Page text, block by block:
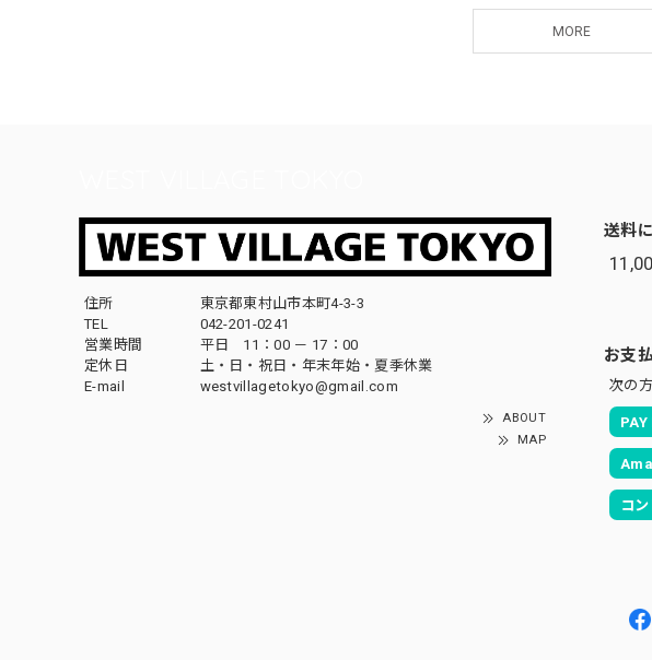
MORE
住所
東京都東村山市本町4-3-3
TEL
042-201-0241
営業時間
平日 11：00 － 17：00
定休日
土・日・祝日・年末年始・夏季休業
E-mail
westvillagetokyo@gmail.com
ABOUT
MAP
送料
お支
次の
コ